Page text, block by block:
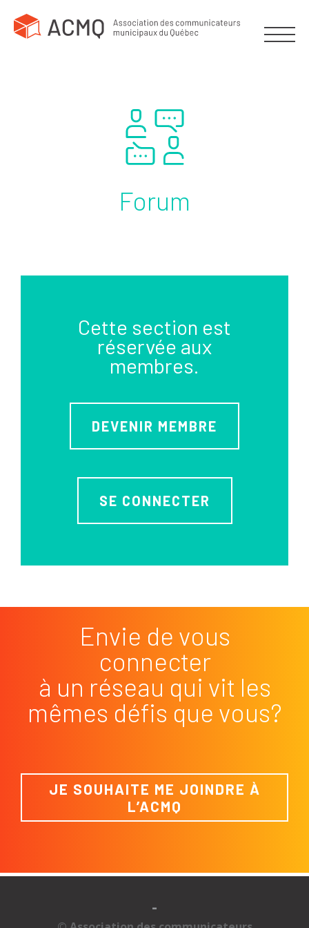
Forum
Cette section est
réservée aux
membres.
DEVENIR MEMBRE
SE CONNECTER
Envie de vous
connecter
à un réseau qui vit les
mêmes défis que vous?
JE SOUHAITE ME JOINDRE À
L’ACMQ
-